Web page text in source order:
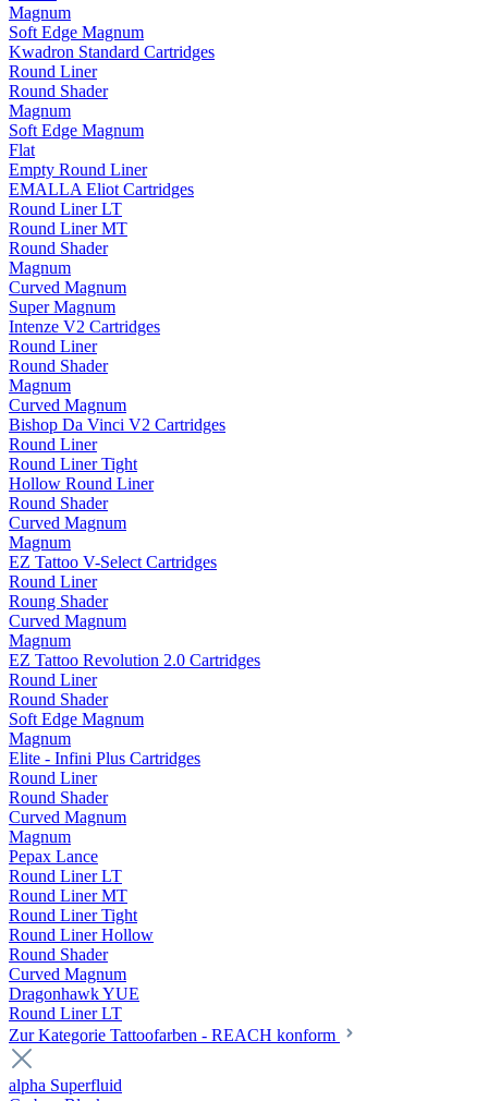
Magnum
Soft Edge Magnum
Kwadron Standard Cartridges
Round Liner
Round Shader
Magnum
Soft Edge Magnum
Flat
Empty Round Liner
EMALLA Eliot Cartridges
Round Liner LT
Round Liner MT
Round Shader
Magnum
Curved Magnum
Super Magnum
Intenze V2 Cartridges
Round Liner
Round Shader
Magnum
Curved Magnum
Bishop Da Vinci V2 Cartridges
Round Liner
Round Liner Tight
Hollow Round Liner
Round Shader
Curved Magnum
Magnum
EZ Tattoo V-Select Cartridges
Round Liner
Roung Shader
Curved Magnum
Magnum
EZ Tattoo Revolution 2.0 Cartridges
Round Liner
Round Shader
Soft Edge Magnum
Magnum
Elite - Infini Plus Cartridges
Round Liner
Round Shader
Curved Magnum
Magnum
Pepax Lance
Round Liner LT
Round Liner MT
Round Liner Tight
Round Liner Hollow
Round Shader
Curved Magnum
Dragonhawk YUE
Round Liner LT
Zur Kategorie Tattoofarben - REACH konform
alpha Superfluid